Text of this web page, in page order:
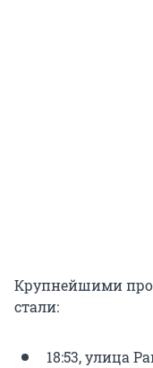
Крупнейшими
стали:
18:53, улица